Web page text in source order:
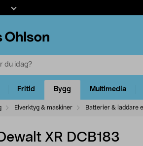
Fritid Bygg Multimedia
Elverktyg & maskiner Batterier & laddare
XR DCB183